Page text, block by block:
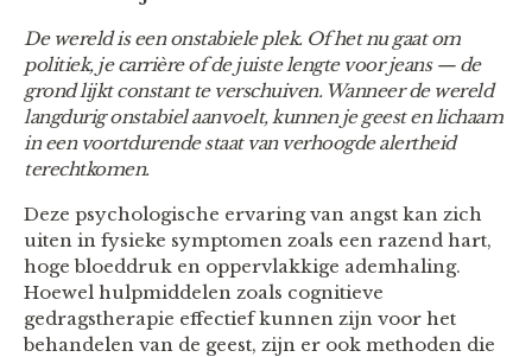
De wereld is een onstabiele plek. Of het nu gaat om
politiek, je carrière of de juiste lengte voor jeans — de
grond lijkt constant te verschuiven. Wanneer de wereld
langdurig onstabiel aanvoelt, kunnen je geest en lichaam
in een voortdurende staat van verhoogde alertheid
terechtkomen.
Deze psychologische ervaring van angst kan zich
uiten in fysieke symptomen zoals een razend hart,
hoge bloeddruk en oppervlakkige ademhaling.
Hoewel hulpmiddelen zoals cognitieve
gedragstherapie effectief kunnen zijn voor het
behandelen van de geest, zijn er ook methoden die